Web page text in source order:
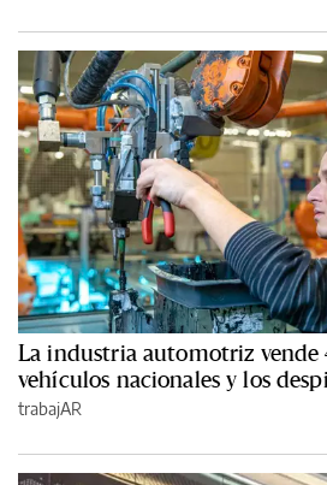
La industria automotriz vende
vehículos nacionales y los
trabajAR